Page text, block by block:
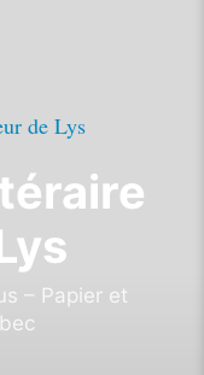
– Papier et